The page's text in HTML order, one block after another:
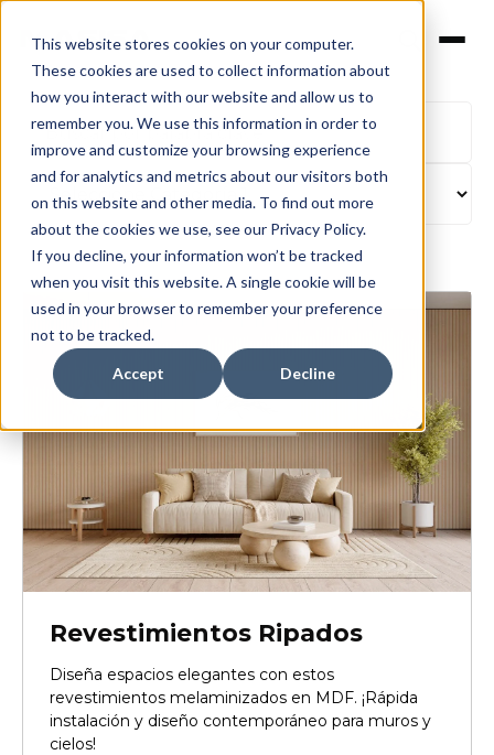
This website stores cookies on your computer.
These cookies are used to collect information about
how you interact with our website and allow us to
remember you. We use this information in order to
improve and customize your browsing experience
and for analytics and metrics about our visitors both
on this website and other media. To find out more
about the cookies we use, see our Privacy Policy.
If you decline, your information won’t be tracked
when you visit this website. A single cookie will be
used in your browser to remember your preference
not to be tracked.
Accept Decline
Revestimientos Ripados
Diseña espacios elegantes con estos
revestimientos melaminizados en MDF. ¡Rápida
instalación y diseño contemporáneo para muros y
cielos!